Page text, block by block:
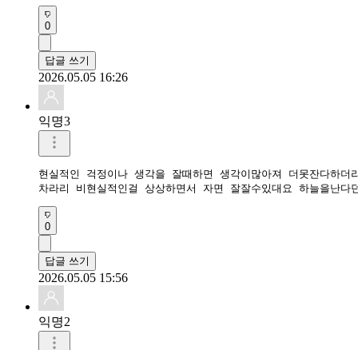
0
답글 쓰기
2026.05.05 16:26
익명3
현실적인 걱정이나 생각을 잘때하면 생각이많아져 더못잔다하더
차라리 비현실적인걸 상상하면서 자면 잘잘수있대요 하늘을난다
0
답글 쓰기
2026.05.05 15:56
익명2